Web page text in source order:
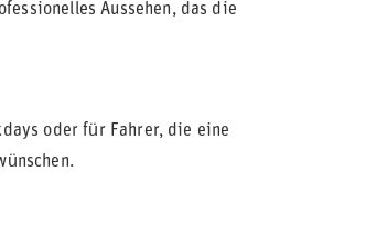
Aussehen, das die
oder für Fahrer, die eine